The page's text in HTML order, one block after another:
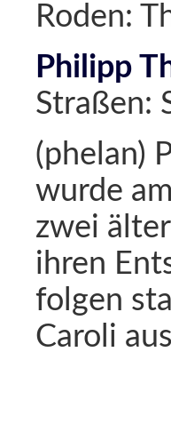
Roden:
Philipp
Straßen:
(phelan)
wurde
zwei
ihren
folgen
Caroli